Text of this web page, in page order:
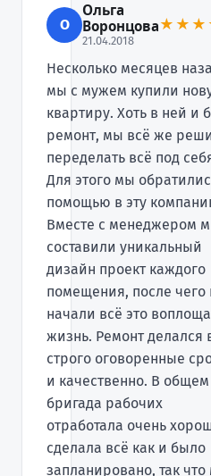
О
Ольга
Воронцова
21.04.2018
Несколько месяцев
мы с мужем купили
квартиру. Хоть в ней и
ремонт, мы всё же
переделать всё под
Для этого мы
помощью в эту
Вместе с менеджером
составили уникальный
дизайн проект каждого
помещения, после чего
начали всё это
жизнь. Ремонт делался
строго оговоренные
и качественно. В общем
бригада рабочих
отработала очень
сделала всё как и было
запланировано, так